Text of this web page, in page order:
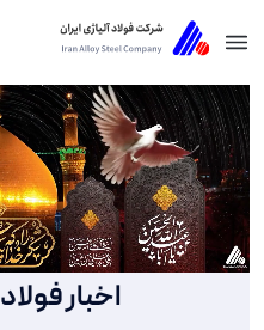
صفحه نخست - شرکت
عام)
اخبار